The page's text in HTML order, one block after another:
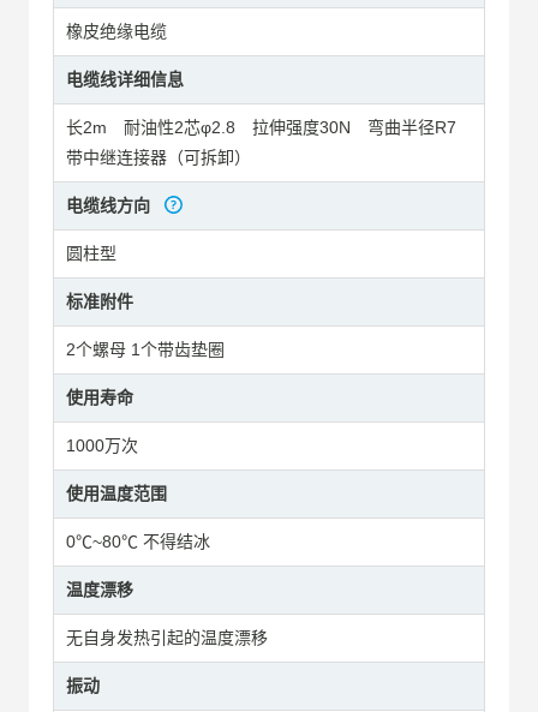
橡皮绝缘电缆
电缆线详细信息
长2m 耐油性2芯φ2.8 拉伸强度30N 弯曲半径R7
带中继连接器（可拆卸）
电缆线方向
圆柱型
标准附件
2个螺母 1个带齿垫圈
使用寿命
1000万次
使用温度范围
0℃~80℃ 不得结冰
温度漂移
无自身发热引起的温度漂移
振动